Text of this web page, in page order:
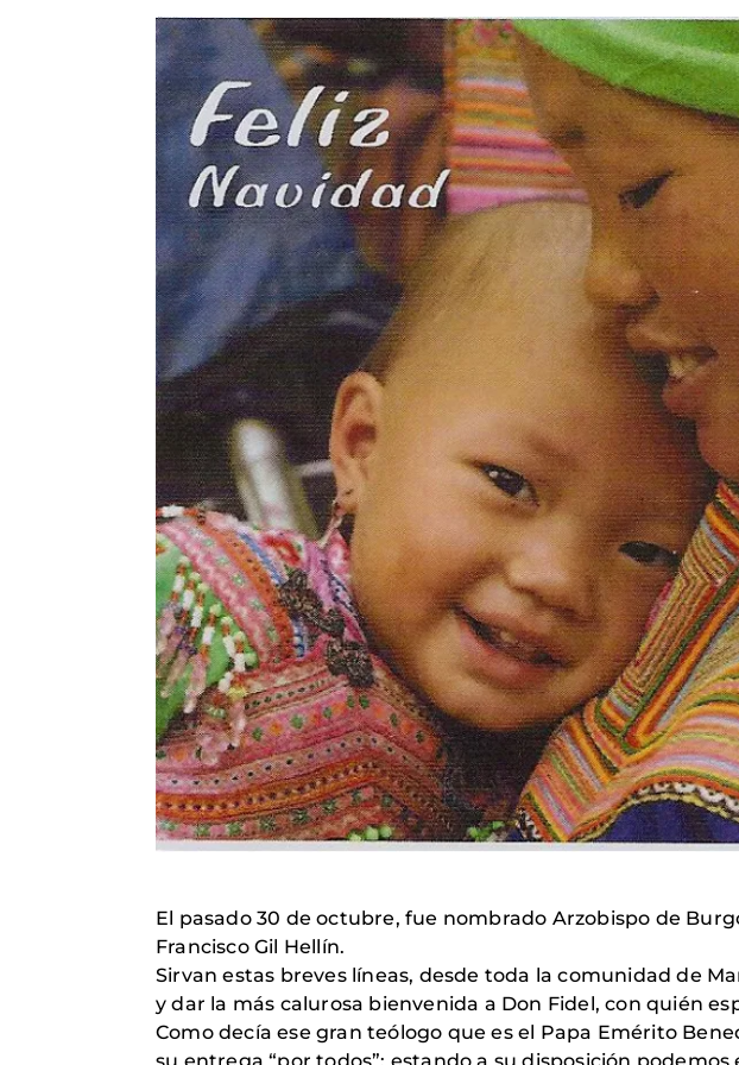
El pasado 30 de octubre, fue nombrado Arzobispo de
Francisco Gil Hellín.
Sirvan estas breves líneas, desde toda la comunidad de
y dar la más calurosa bienvenida a Don Fidel, con quién
Como decía ese gran teólogo que es el Papa Emérito